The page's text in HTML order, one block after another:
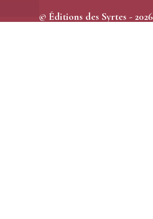
© Éditions des Syrtes - 2026